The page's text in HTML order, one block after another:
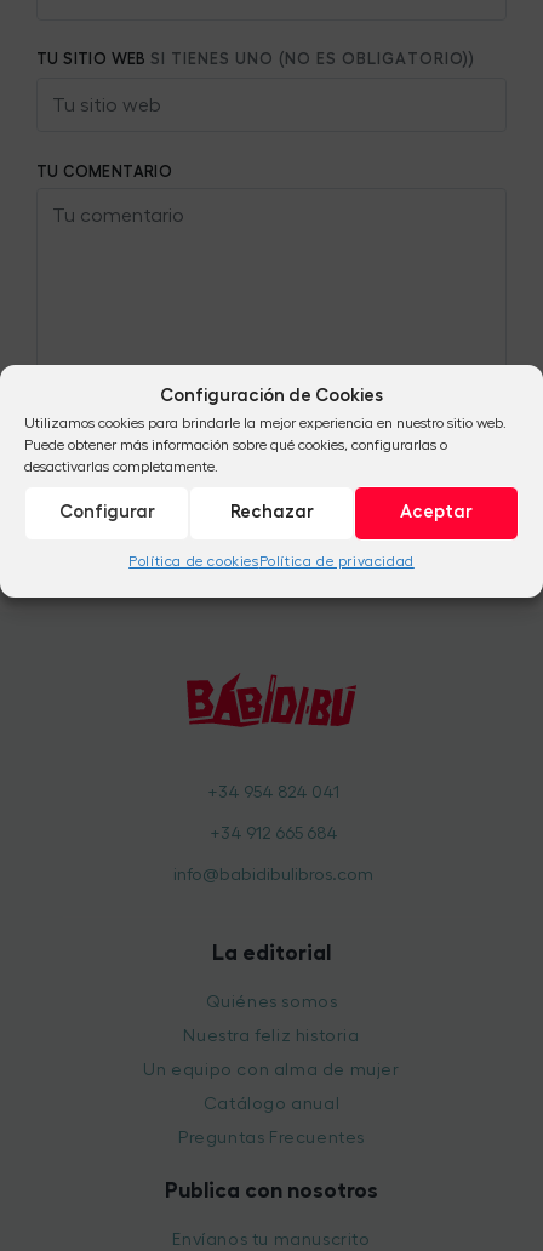
Configuración de Cookies
Utilizamos cookies para brindarle la mejor experiencia en nuestro sitio web.
Puede obtener más información sobre qué cookies, configurarlas o
desactivarlas completamente.
Aceptar
Rechazar
Configurar
Política de cookiesPolítica de privacidad
TU SITIO WEB SI TIENES UNO (NO ES OBLIGATORIO))
TU COMENTARIO
+34 954 824 041
+34 912 665 684
info@babidibulibros.com
La editorial
Quiénes somos
Nuestra feliz historia
Un equipo con alma de mujer
Catálogo anual
Preguntas Frecuentes
Publica con nosotros
Envíanos tu manuscrito